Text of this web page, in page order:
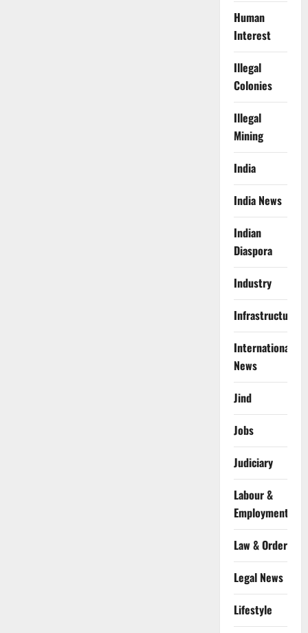
Human
Interest
Illegal
Colonies
Illegal
Mining
India
India News
Indian
Diaspora
Industry
Infrastructure
International
News
Jind
Jobs
Judiciary
Labour &
Employment
Law & Order
Legal News
Lifestyle